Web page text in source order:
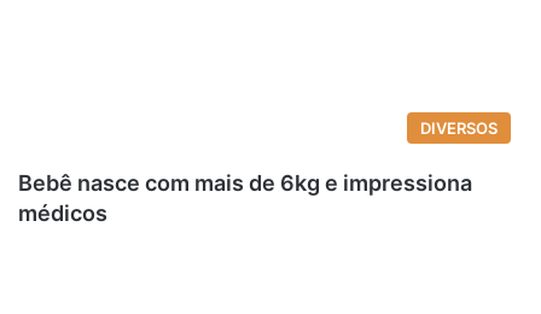
DIVERSOS
Bebê nasce com mais de 6kg e impressiona
médicos